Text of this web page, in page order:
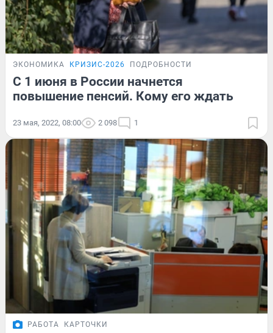
ЭКОНОМИКА КРИЗИС-2026 ПОДРОБНОСТИ
С 1 июня в России начнется
повышение пенсий. Кому его ждать
23 мая, 2022, 08:00 2 098 1
РАБОТА КАРТОЧКИ